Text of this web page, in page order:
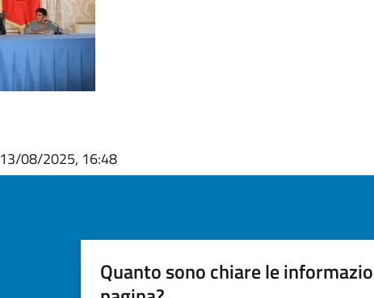
13/08/2025, 16:48
Quanto sono chiare le